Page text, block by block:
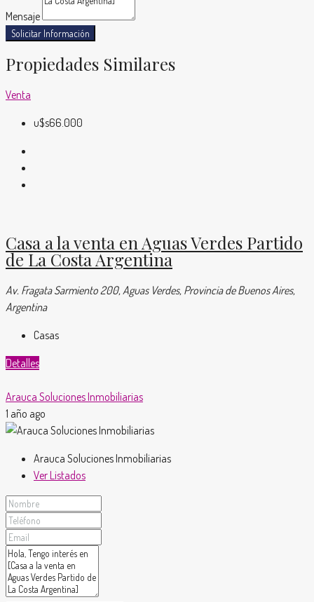
Mensaje
Solicitar Información
Propiedades Similares
Venta
u$s66.000
Casa a la venta en Aguas Verdes Partido
de La Costa Argentina
Av. Fragata Sarmiento 200, Aguas Verdes, Provincia de Buenos Aires,
Argentina
Casas
Detalles
Arauca Soluciones Inmobiliarias
1 año ago
Arauca Soluciones Inmobiliarias
Ver Listados